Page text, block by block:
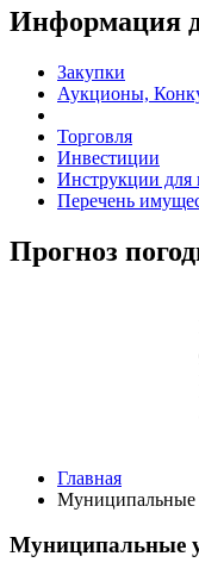
Информация
Закупки
Аукционы,
Торговля
Инвестиции
Инструкции для
Перечень
Прогноз
Главная
Муниципальные
Муниципальные